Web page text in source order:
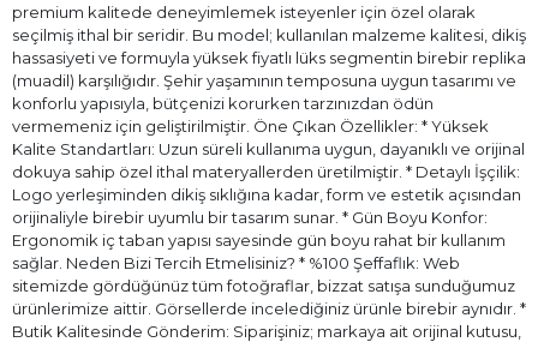
premium kalitede deneyimlemek isteyenler için özel olarak
seçilmiş ithal bir seridir. Bu model; kullanılan malzeme kalitesi, dikiş
hassasiyeti ve formuyla yüksek fiyatlı lüks segmentin birebir replika
(muadil) karşılığıdır. Şehir yaşamının temposuna uygun tasarımı ve
konforlu yapısıyla, bütçenizi korurken tarzınızdan ödün
vermemeniz için geliştirilmiştir. Öne Çıkan Özellikler: * Yüksek
Kalite Standartları: Uzun süreli kullanıma uygun, dayanıklı ve orijinal
dokuya sahip özel ithal materyallerden üretilmiştir. * Detaylı İşçilik:
Logo yerleşiminden dikiş sıklığına kadar, form ve estetik açısından
orijinaliyle birebir uyumlu bir tasarım sunar. * Gün Boyu Konfor:
Ergonomik iç taban yapısı sayesinde gün boyu rahat bir kullanım
sağlar. Neden Bizi Tercih Etmelisiniz? * %100 Şeffaflık: Web
sitemizde gördüğünüz tüm fotoğraflar, bizzat satışa sunduğumuz
ürünlerimize aittir. Görsellerde incelediğiniz ürünle birebir aynıdır. *
Butik Kalitesinde Gönderim: Siparişiniz; markaya ait orijinal kutusu,